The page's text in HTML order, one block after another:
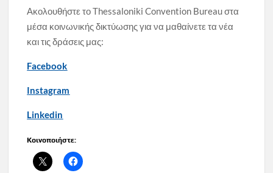
Ακολουθήστε το Thessaloniki Convention Bureau στα
μέσα κοινωνικής δικτύωσης για να μαθαίνετε τα νέα
και τις δράσεις μας:
Facebook
Instagram
Linkedin
Κοινοποιήστε: